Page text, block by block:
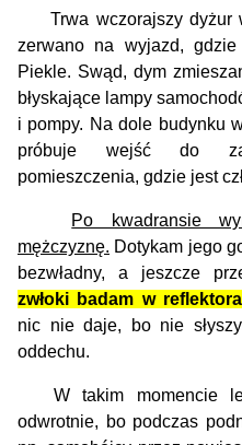
Trwa wczorajszy dyżur
zerwano na wyjazd,
Piekle. Swąd, dym
błyskające lampy
i pompy. Na dole budynku
próbuje wejść do
pomieszczenia, gdzie jest
Po kwadransie
mężczyznę. Dotykam jego
bezwładny, a jeszcze
zwłoki badam w
nic nie daje, bo nie
oddechu.
W takim momencie
odwrotnie, bo podczas